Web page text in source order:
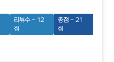
리뷰수 - 12
점
총점 - 21
점